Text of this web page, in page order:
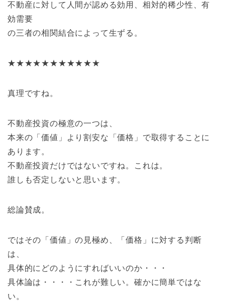
不動産に対して人間が認める効用、相対的稀少性、有
効需要
の三者の相関結合によって生ずる。
★★★★★★★★★★★
真理ですね。
不動産投資の極意の一つは、
本来の「価値」より割安な「価格」で取得することに
あります。
不動産投資だけではないですね。これは。
誰しも否定しないと思います。
総論賛成。
ではその「価値」の見極め、「価格」に対する判断
は、
具体的にどのようにすればいいのか・・・
具体論は・・・・これが難しい。確かに簡単ではな
い。